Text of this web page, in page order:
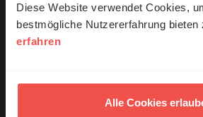
Diese Website verwendet Cookies,
bestmögliche Nutzererfahrung bieten
erfahren
Alle Cookies
Die E-Mail-Adresse wird nicht
Kommentar: